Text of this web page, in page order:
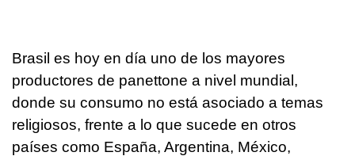
Brasil es hoy en día uno de los mayores
productores de panettone a nivel mundial,
donde su consumo no está asociado a temas
religiosos, frente a lo que sucede en otros
países como España, Argentina, México,